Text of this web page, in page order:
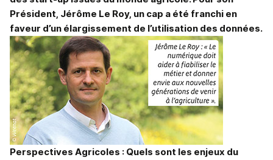
Président, Jérôme Le Roy, un cap a été franchi en
faveur d’un élargissement de l’utilisation des données.
Perspectives Agricoles : Quels sont les enjeux du